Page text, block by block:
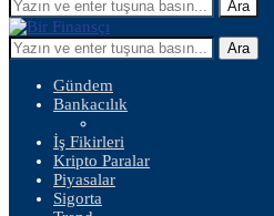
Ara
Ara
Gündem
Bankacılık
İş Fikirleri
Kripto Paralar
Piyasalar
Sigorta